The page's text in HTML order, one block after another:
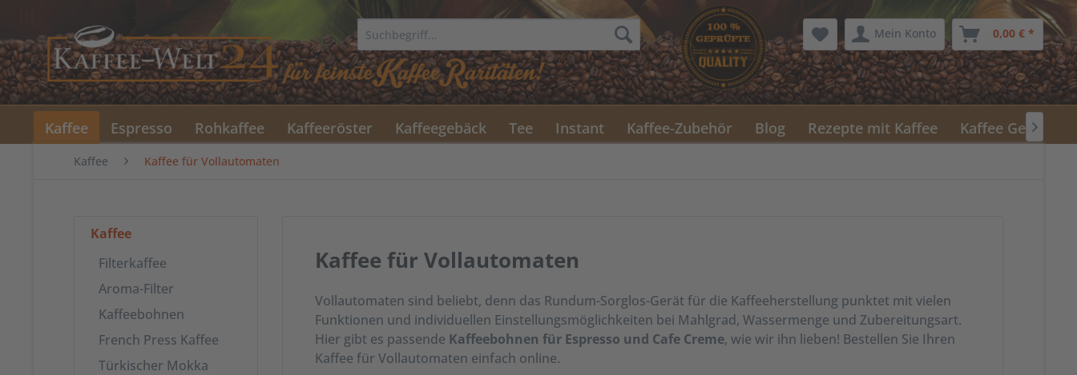
Mein Konto 0,00 € *
Kaffee Espresso Rohkaffee Kaffeeröster Kaffeegebäck Tee Instant Kaffee-Zubehör Blog Rezepte mit Kaffee Kaffee 
Kaffee Kaffee für Vollautomaten
Kaffee
Filterkaffee
Aroma-Filter
Kaffeebohnen
French Press Kaffee
Türkischer Mokka
Kaffee für Vollautomaten
Vollautomaten sind beliebt, denn das Rundum-Sorglos-Gerät für die Kaffeeherstellung punktet mit vielen
Funktionen und individuellen Einstellungsmöglichkeiten bei Mahlgrad, Wassermenge und Zubereitungsart.
Hier gibt es passende Kaffeebohnen für Espresso und Cafe Creme, wie wir ihn lieben! Bestellen Sie Ihren
Kaffee für Vollautomaten einfach online.